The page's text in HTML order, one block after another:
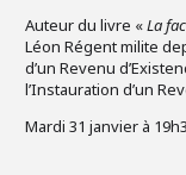
Auteur du livre «La
Léon Régent milite
d’un Revenu
l’Instauration d’un
Mardi 31 janvier à